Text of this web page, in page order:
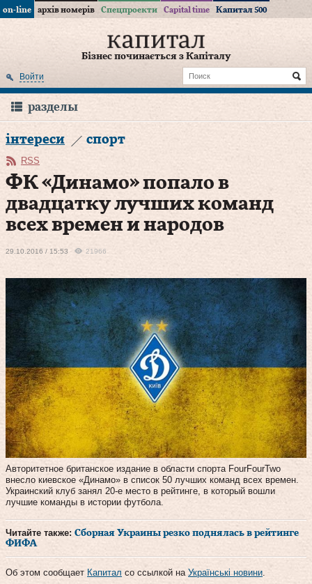
on-line архів номерів Спецпроекти Capital time Капитал 500
Бізнес починається з Капіталу
Войти
разделы
інтереси спорт
RSS
ФК «Динамо» попало в
двадцатку лучших команд
всех времен и народов
29.10.2016 / 15:53 21966
Авторитетное британское издание в области спорта FourFourTwo
внесло киевское «Динамо» в список 50 лучших команд всех времен.
Украинский клуб занял 20-е место в рейтинге, в который вошли
лучшие команды в истории футбола.
Читайте также: Сборная Украины резко поднялась в рейтинге
ФИФА
Об этом сообщает Капитал со ссылкой на Українські новини